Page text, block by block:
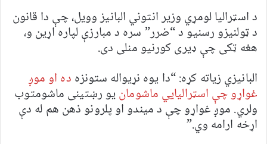
د اسټرالیا لومړي وزیر انتوني البانیز وویل، چې دا قانون
د ټولنیزو رسنیو د “ضرر” سره د مبارزې لپاره اړین و،
هغه ټکی چې ډیری کورنیو منلی دی.
البانیزي زیاته کړه: “دا یوه نړیواله ستونزه ده او موږ
غواړو چې اسټرالیايي ماشومانیو رښتینی ماشومتوب
ولري. موږ غواړو چې د میندو او پلرونو ذهن هم له دې
اړخه ارامه وي.”